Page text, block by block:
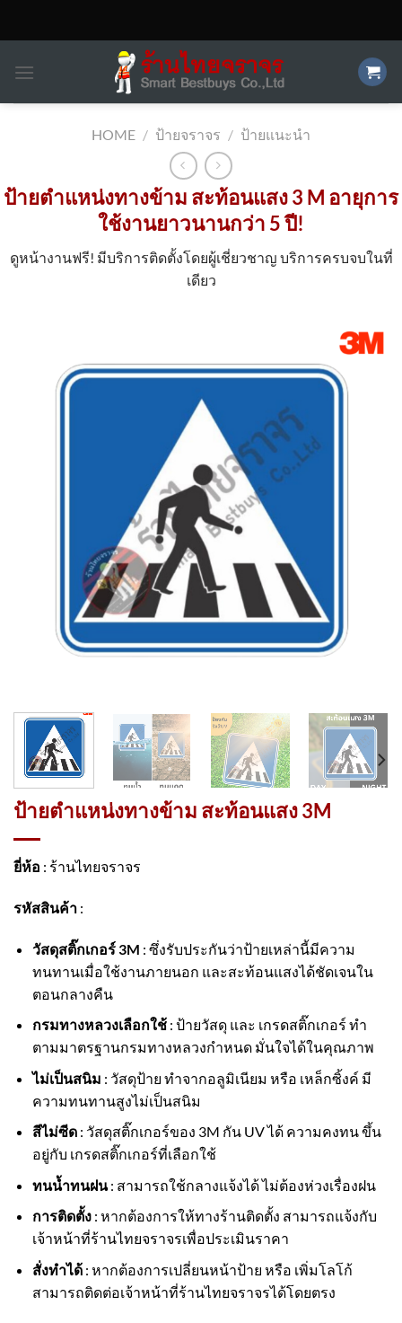
HOME / ป้ายจราจร / ป้ายแนะนำ
ป้ายตำแหน่งทางข้าม สะท้อนแสง 3 M อายุการ
ใช้งานยาวนานกว่า 5 ปี!
ดูหน้างานฟรี! มีบริการติดตั้งโดยผู้เชี่ยวชาญ บริการครบจบในที่
เดียว
ป้ายตำแหน่งทางข้าม สะท้อนแสง 3M
ยี่ห้อ : ร้านไทยจราจร
รหัสสินค้า :
วัสดุสติ๊กเกอร์ 3M : ซึ่งรับประกันว่าป้ายเหล่านี้มีความ
ทนทานเมื่อใช้งานภายนอก และสะท้อนแสงได้ชัดเจนใน
ตอนกลางคืน
กรมทางหลวงเลือกใช้: ป้ายวัสดุ และ เกรดสติ๊กเกอร์ ทำ
ตามมาตรฐานกรมทางหลวงกำหนด มั่นใจได้ในคุณภาพ
ไม่เป็นสนิม : วัสดุป้าย ทำจากอลูมิเนียม หรือ เหล็กซิ้งค์ มี
ความทนทานสูงไม่เป็นสนิม
สีไม่ซีด: วัสดุสติ๊กเกอร์ของ 3M กัน UV ได้ ความคงทน ขึ้น
อยู่กับ เกรดสติ๊กเกอร์ที่เลือกใช้
ทนน้ำทนฝน: สามารถใช้กลางแจ้งได้ ไม่ต้องห่วงเรื่องฝน
การติดตั้ง: หากต้องการให้ทางร้านติดตั้ง สามารถแจ้งกับ
เจ้าหน้าที่ร้านไทยจราจรเพื่อประเมินราคา
สั่งทำได้: หากต้องการเปลี่ยนหน้าป้าย หรือ เพิ่มโลโก้
สามารถติดต่อเจ้าหน้าที่ร้านไทยจราจรได้โดยตรง